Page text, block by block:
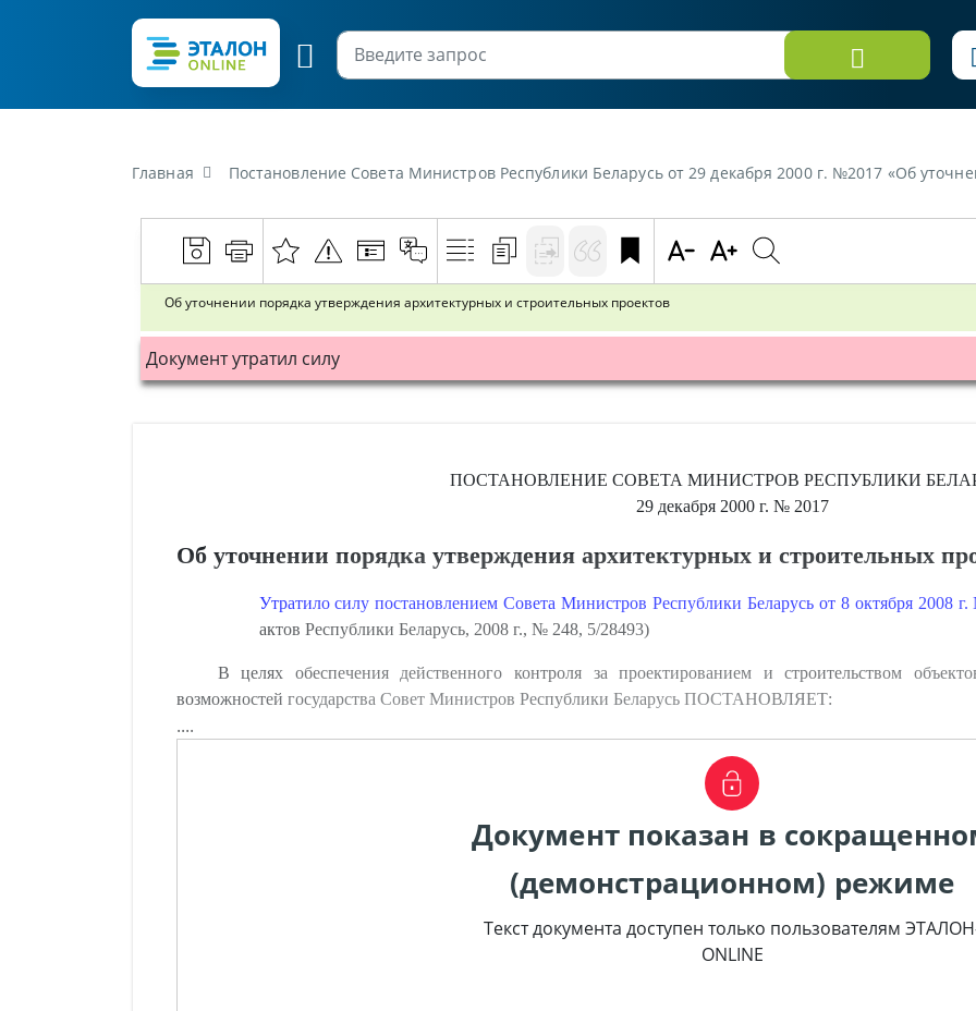
Главная Постановление Совета Министров Республики Беларусь от 29 декабря 2000 г. №2017 «Об уточнении порядка
Об уточнении порядка утверждения архитектурных и строительных проектов
Документ утратил силу
ПОСТАНОВЛЕНИЕ СОВЕТА МИНИСТРОВ РЕСПУБЛИКИ
29 декабря 2000 г. № 2017
Об уточнении порядка утверждения архитектурных и строительных
Утратило силу постановлением Совета Министров Республики Беларусь от 8 октября 2008
актов Республики Беларусь, 2008 г., № 248, 5/28493)
В целях обеспечения действенного контроля за проектированием и строительством
возможностей государства Совет Министров Республики Беларусь ПОСТАНОВЛЯЕТ:
....
Документ показан в
(демонстрационном) режиме
Текст документа доступен только пользователям
ONLINE